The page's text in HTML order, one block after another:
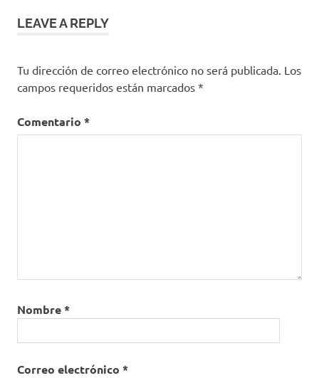
LEAVE A REPLY
Tu dirección de correo electrónico no será publicada. Los
campos requeridos están marcados *
Comentario *
Nombre*
Correo electrónico *